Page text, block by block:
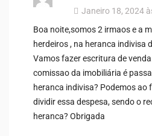
Janeiro 18, 2024
Boa noite,somos 2 irmaos e a
herdeiros , na heranca indivisa
Vamos fazer escritura de
comissao da imobiliária é
heranca indivisa? Podemos ao
dividir essa despesa, sendo o
heranca? Obrigada